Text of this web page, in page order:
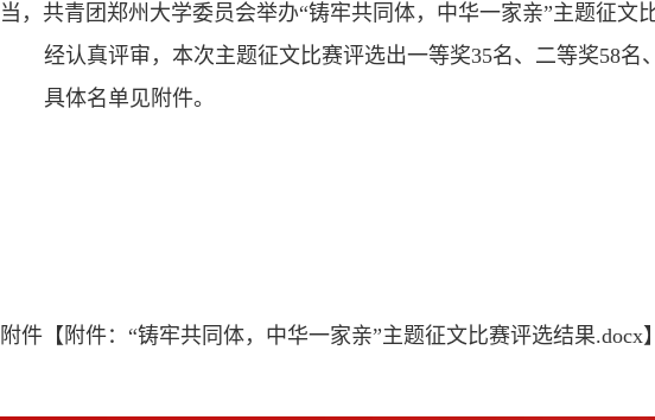
当，共青团郑州大学委员会举办“铸牢共同体，中华一家亲”主题征文
经认真评审，本次主题征文比赛评选出一等奖35名、二等奖58名
具体名单见附件。
附件【 附件：“铸牢共同体，中华一家亲”主题征文比赛评选结果.docx